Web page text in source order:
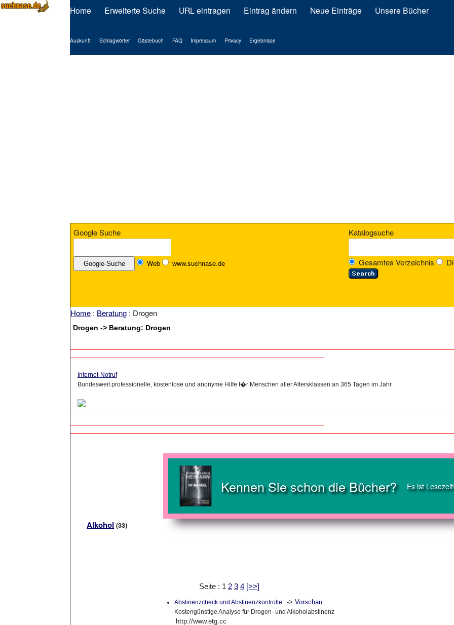
Home Erweiterte Suche URL eintragen Eintrag ändern Neue Einträge Unsere Bücher
Auskunft Schlagwörter Gästebuch FAQ Impressum Privacy Ergebnisse
Google Suche
Web www.suchnase.de
Katalogsuche
Gesamtes Verzeichnis
Home : Beratung : Drogen
Drogen -> Beratung: Drogen
Internet-Notruf
Bundesweit professionelle, kostenlose und anonyme Hilfe f�r Menschen aller Altersklassen an 365 Tagen im Jahr
Kennen Sie schon die Bücher? Es ist
Alkohol (33)
Seite : 1 2 3 4 [>>]
Abstinenzcheck und Abstinenzkontrolle ->Vorschau
Kostengünstige Analyse für Drogen- und Alkoholabstinenz
http://www.etg.cc